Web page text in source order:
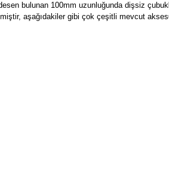
bulunan 100mm uzunluğunda dişsiz
aşağıdakiler gibi çok çeşitli mevcut